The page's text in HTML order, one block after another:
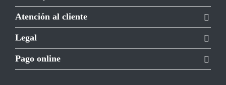
Atención al cliente
Legal
Pago online